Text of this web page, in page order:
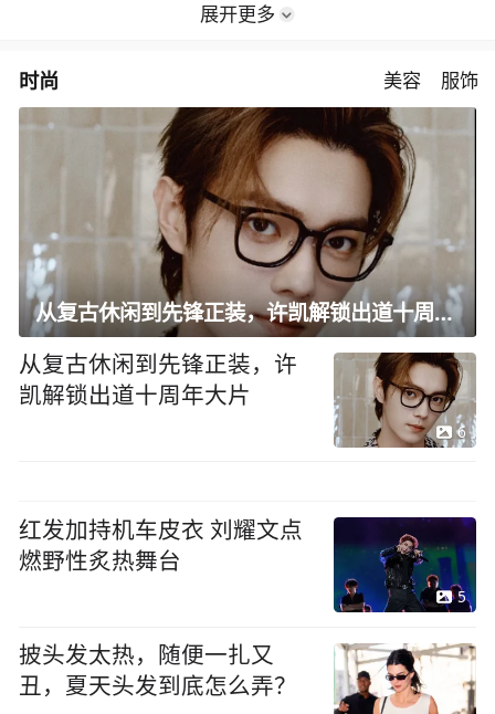
展开更多
时尚 美容 服饰
从复古休闲到先锋正装，许凯解锁出道十周年大片
从复古休闲到先锋正装，许
凯解锁出道十周年大片
6
红发加持机车皮衣 刘耀文点
燃野性炙热舞台
5
披头发太热，随便一扎又
丑，夏天头发到底怎么弄？